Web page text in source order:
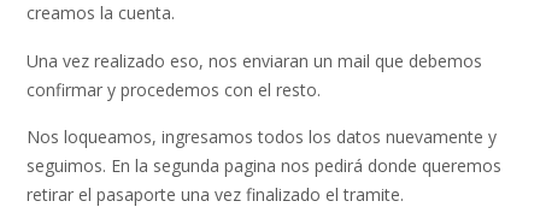
creamos la cuenta.
Una vez realizado eso, nos enviaran un mail que debemos
confirmar y procedemos con el resto.
Nos loqueamos, ingresamos todos los datos nuevamente y
seguimos. En la segunda pagina nos pedirá donde queremos
retirar el pasaporte una vez finalizado el tramite.